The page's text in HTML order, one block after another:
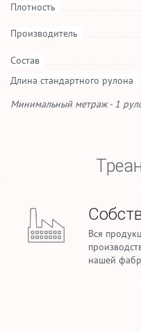
Плотность
Производитель
Состав
Длина стандартного рулона
Минимальный метраж - 1
Вся
нашей